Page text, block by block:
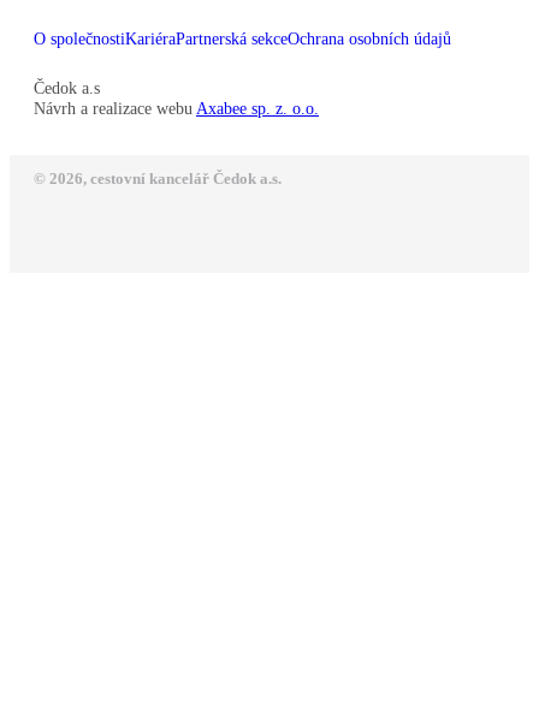
O společnostiKariéraPartnerská sekceOchrana osobních údajů
Čedok a.s
Návrh a realizace webu Axabee sp. z. o.o.
© 2026, cestovní kancelář Čedok a.s.